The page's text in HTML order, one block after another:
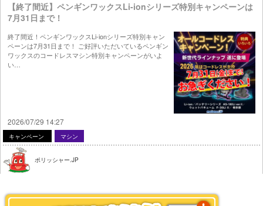
【終了間近】ペンギンワックスLi-ionシリーズ特別キャンペーンは
7月31日まで！
終了間近！ペンギンワックスLi-ionシリーズ特別キャン
ペーンは7月31日まで！ ご好評いただいているペンギン
ワックスのコードレスマシン特別キャンペーンがいよ
い…
2026/07/29 14:27
キャンペーン マシン
ポリッシャー.JP